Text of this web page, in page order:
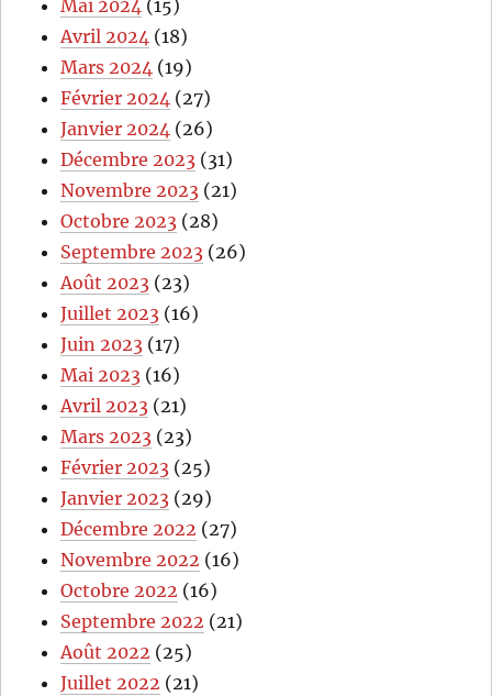
Mai 2024 (15)
Avril 2024 (18)
Mars 2024 (19)
Février 2024 (27)
Janvier 2024 (26)
Décembre 2023 (31)
Novembre 2023 (21)
Octobre 2023 (28)
Septembre 2023 (26)
Août 2023 (23)
Juillet 2023 (16)
Juin 2023 (17)
Mai 2023 (16)
Avril 2023 (21)
Mars 2023 (23)
Février 2023 (25)
Janvier 2023 (29)
Décembre 2022 (27)
Novembre 2022 (16)
Octobre 2022 (16)
Septembre 2022 (21)
Août 2022 (25)
Juillet 2022 (21)